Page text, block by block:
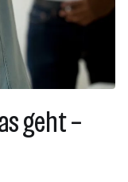
geht –